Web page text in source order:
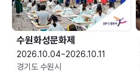
수원화성문화제
2026.10.04~2026.10.11
경기도 수원시